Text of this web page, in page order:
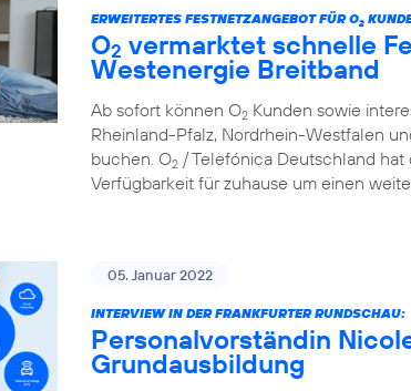
ERWEITERTES FESTNETZANGEBOT FÜR O2
O2 vermarktet schnelle
Westenergie Breitband
Ab sofort können O2 Kunden sowie
Rheinland-Pfalz, Nordrhein-Westfalen
buchen. O2 / Telefónica Deutschland
Verfügbarkeit für zuhause um einen
05. Januar 2022
INTERVIEW IN DER FRANKFURTER RUNDSCHAU:
Personalvorständin
Grundausbildung